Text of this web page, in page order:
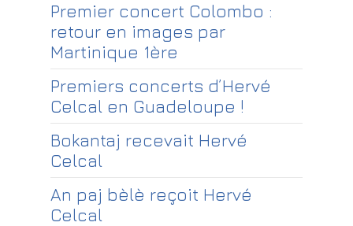
Premier concert Colombo :
retour en images par
Martinique 1ère
Premiers concerts d’Hervé
Celcal en Guadeloupe !
Bokantaj recevait Hervé
Celcal
An paj bèlè reçoit Hervé
Celcal